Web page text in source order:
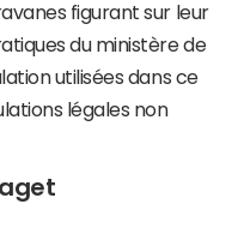
figurant sur leur
du ministère de
utilisées dans ce
légales non